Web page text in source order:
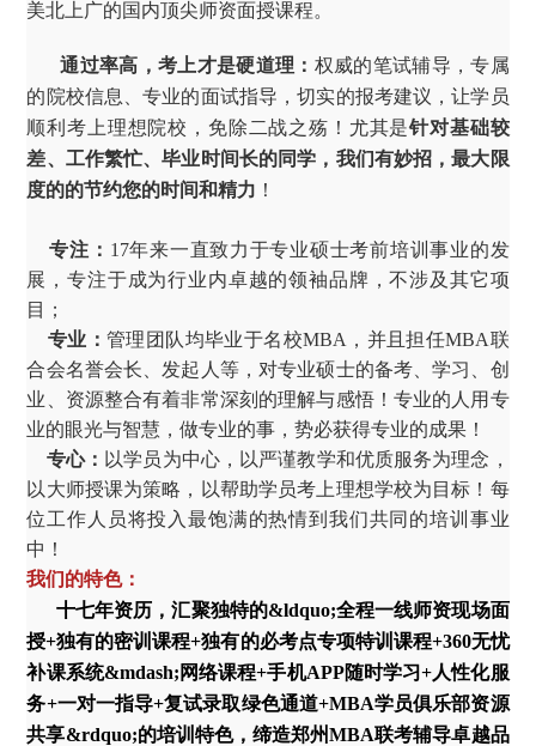
美北上广的国内顶尖师资面授课程。
通过率高，考上才是硬道理： 权威的笔试辅导，专属
的院校信息、专业的面试指导，切实的报考建议，让学员
顺利考上理想院校，免除二战之殇！尤其是针对基础较
差、工作繁忙、毕业时间长的同学，我们有妙招，最大限
度的的节约您的时间和精力 ！
专注： 17年来一直致力于专业硕士考前培训事业的发
展，专注于成为行业内卓越的领袖品牌，不涉及其它项
目；
专业：管理团队均毕业于名校MBA，并且担任MBA联
合会名誉会长、发起人等，对专业硕士的备考、学习、创
业、资源整合有着非常深刻的理解与感悟！专业的人用专
业的眼光与智慧，做专业的事，势必获得专业的成果！
专心： 以学员为中心，以严谨教学和优质服务为理念，
以大师授课为策略，以帮助学员考上理想学校为目标！每
位工作人员将投入最饱满的热情到我们共同的培训事业
中！
我们的特色：
十七年资历，汇聚独特的&ldquo;全程一线师资现场面
授+独有的密训课程+独有的必考点专项特训课程+360无忧
补课系统&mdash;网络课程+手机APP随时学习+人性化服
务+一对一指导+复试录取绿色通道+MBA学员俱乐部资源
共享&rdquo;的培训特色，缔造郑州MBA联考辅导卓越品